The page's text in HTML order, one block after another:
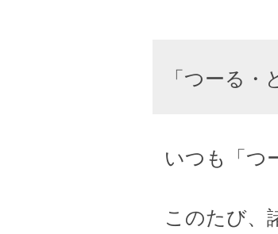
「つーる
いつも「つ
このたび、